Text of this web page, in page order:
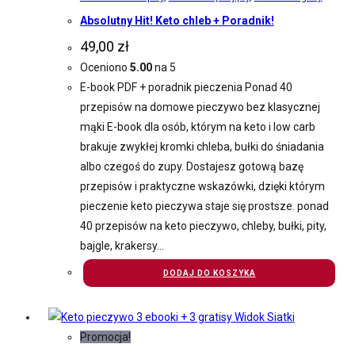
Absolutny Hit! Keto chleb + Poradnik!
49,00 zł
Oceniono 5.00na 5
E-book PDF + poradnik pieczenia Ponad 40
przepisów na domowe pieczywo bez klasycznej
mąki E-book dla osób, którym na keto i low carb
brakuje zwykłej kromki chleba, bułki do śniadania
albo czegoś do zupy. Dostajesz gotową bazę
przepisów i praktyczne wskazówki, dzięki którym
pieczenie keto pieczywa staje się prostsze. ponad
40 przepisów na keto pieczywo, chleby, bułki, pity,
bajgle, krakersy…
DODAJ DO KOSZYKA
Widok Siatki
Promocja!